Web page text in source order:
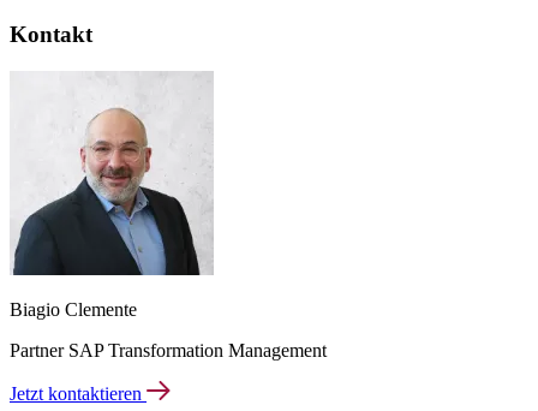
Kontakt
Biagio Clemente
Partner SAP Transformation Management
Jetzt kontaktieren